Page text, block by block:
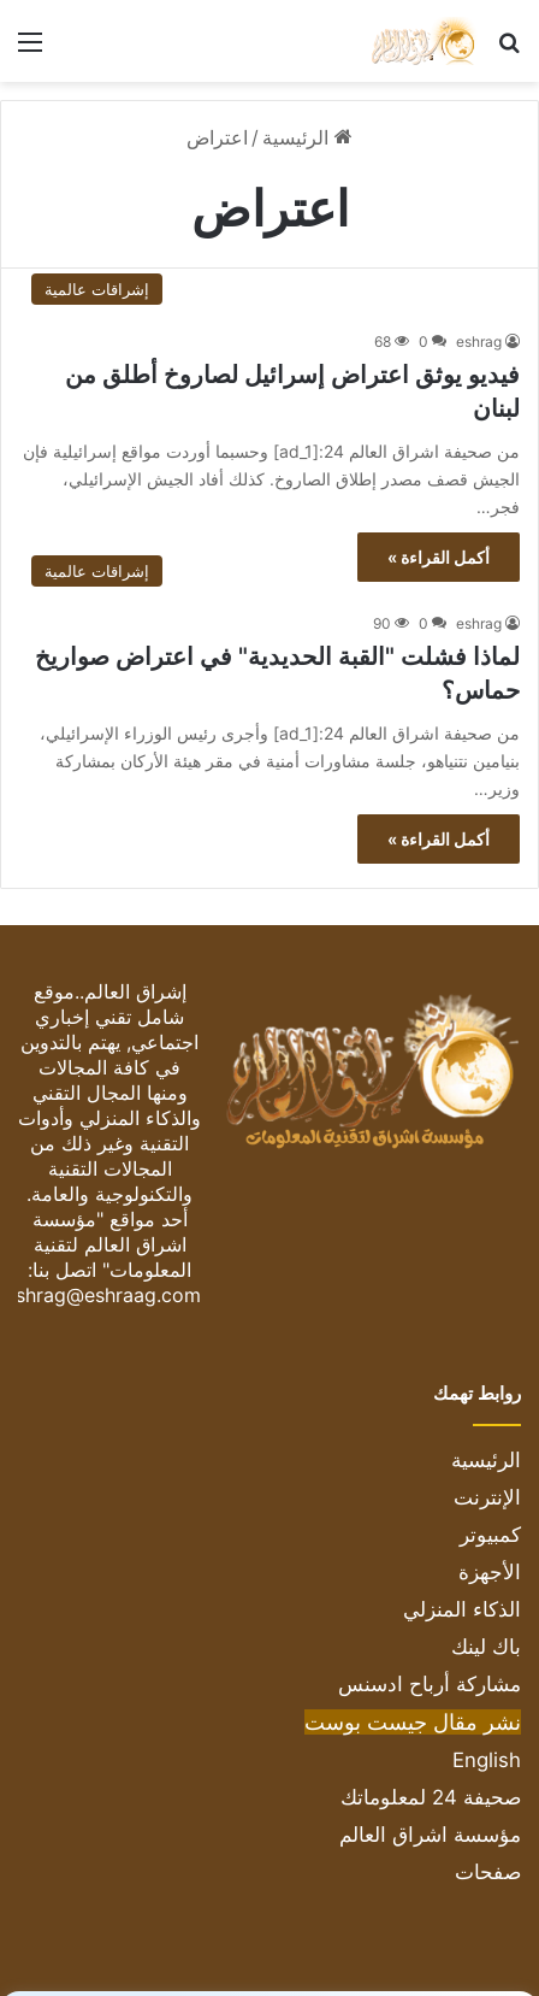
بحث عن
الرئيسية / اعتراض
اعتراض
إشراقات عالمية
eshrag
0
68
فيديو يوثق اعتراض إسرائيل لصاروخ أطلق من
لبنان
من صحيفة اشراق العالم 24:[ad_1] وحسبما أوردت مواقع إسرائيلية فإن
الجيش قصف مصدر إطلاق الصاروخ. كذلك أفاد الجيش الإسرائيلي،
فجر…
أكمل القراءة »
إشراقات عالمية
eshrag
0
90
لماذا فشلت "القبة الحديدية" في اعتراض صواريخ
حماس؟
من صحيفة اشراق العالم 24:[ad_1] وأجرى رئيس الوزراء الإسرائيلي،
بنيامين نتنياهو، جلسة مشاورات أمنية في مقر هيئة الأركان بمشاركة
وزير…
أكمل القراءة »
إشراق العالم..موقع
شامل تقني إخباري
اجتماعي, يهتم بالتدوين
في كافة المجالات
ومنها المجال التقني
والذكاء المنزلي وأدوات
التقنية وغير ذلك من
المجالات التقنية
والتكنولوجية والعامة.
أحد مواقع "مؤسسة
اشراق العالم لتقنية
المعلومات" اتصل بنا:
eshrag@eshraag.com
روابط تهمك
الرئيسية
الإنترنت
كمبيوتر
الأجهزة
الذكاء المنزلي
باك لينك
مشاركة أرباح ادسنس
نشر مقال جيست بوست
English
صحيفة 24 لمعلوماتك
مؤسسة اشراق العالم
صفحات